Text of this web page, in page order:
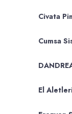
Civata
Cumsa
El